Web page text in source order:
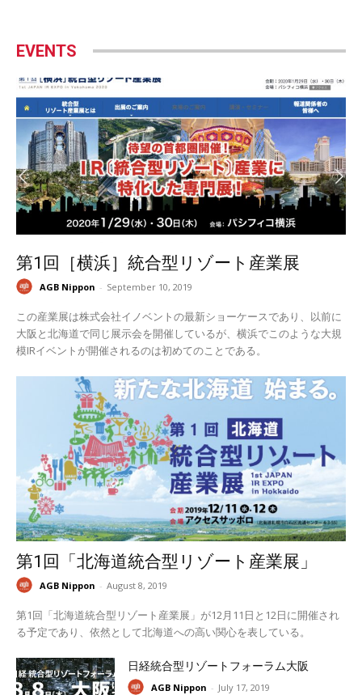
EVENTS
第1回［横浜］統合型リゾート産業展
AGB Nippon - September 10, 2019
この産業展は株式会社イノベントの最新ショーケースであり、以前に
大阪と北海道で同じ展示会を開催しているが、横浜でこのような大規
模IRイベントが開催されるのは初めてのことである。
第1回「北海道統合型リゾート産業展」
AGB Nippon - August 8, 2019
第1回「北海道統合型リゾート産業展」が12月11日と12日に開催され
る予定であり、依然として北海道への高い関心を表している。
日経統合型リゾートフォーラム大阪
AGB Nippon - July 17, 2019